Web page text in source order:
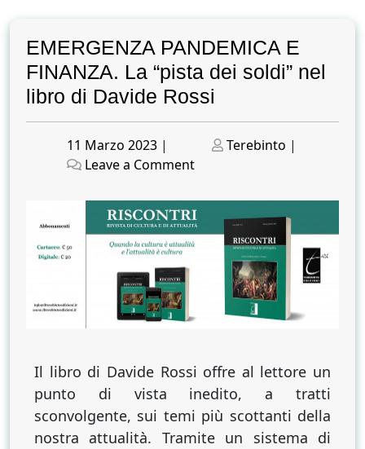
EMERGENZA PANDEMICA E
FINANZA. La “pista dei soldi” nel
libro di Davide Rossi
Posted
on
11 Marzo 2023 |
Posted
Terebinto |
Leave a Commenton
PANDEMICA
E
FINANZA.
“pista
soldi”
di
Davide
Rossi
Il libro di Davide Rossi offre al lettore un
punto di vista inedito, a tratti
sconvolgente, sui temi più scottanti della
nostra attualità. Tramite un sistema di